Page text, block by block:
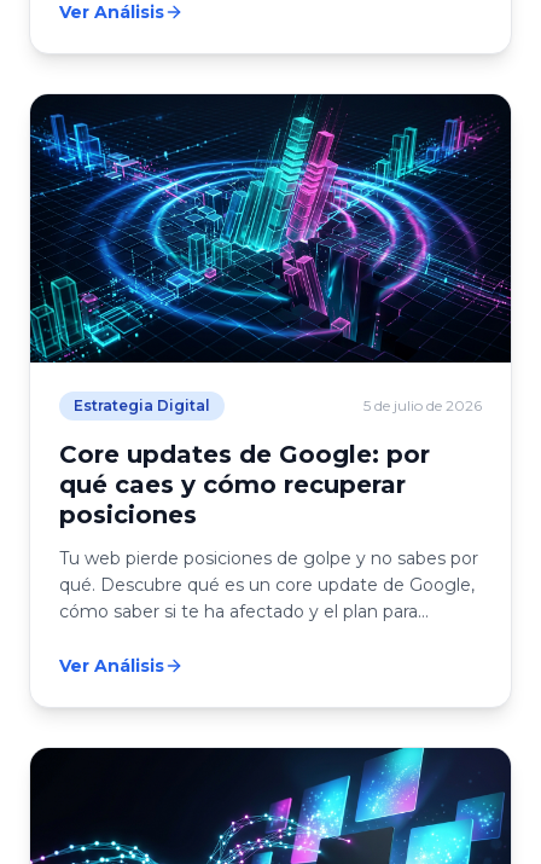
Ver Análisis
Estrategia Digital 5 de julio de 2026
Core updates de Google: por
qué caes y cómo recuperar
posiciones
Tu web pierde posiciones de golpe y no sabes por
qué. Descubre qué es un core update de Google,
cómo saber si te ha afectado y el plan para
Ver Análisis